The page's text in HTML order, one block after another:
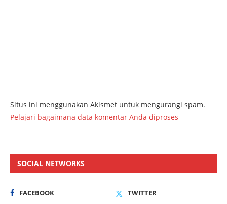
Situs ini menggunakan Akismet untuk mengurangi spam.
Pelajari bagaimana data komentar Anda diproses
SOCIAL NETWORKS
FACEBOOK
TWITTER